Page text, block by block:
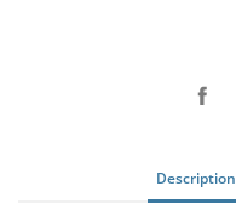
Description